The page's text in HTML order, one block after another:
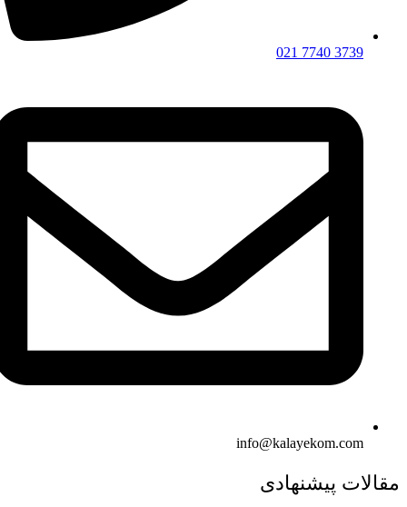
3739 7740 021
info@kalayekom.com
مقالات پیشنهادی